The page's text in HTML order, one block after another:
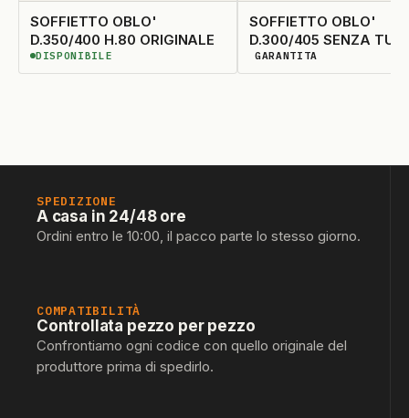
SOFFIETTO OBLO'
D.350/400 H.80 ORIGINALE
DISPONIBILE
DISPONIBILE
SOFFIETTO OBLO'
D.300/405 SENZA
DISPONIBILITÀ GARANTITA
GARANTITA
SPEDIZIONE
A casa in 24/48 ore
Ordini entro le 10:00, il pacco parte lo stesso giorno.
COMPATIBILITÀ
Controllata pezzo per pezzo
Confrontiamo ogni codice con quello originale del
produttore prima di spedirlo.